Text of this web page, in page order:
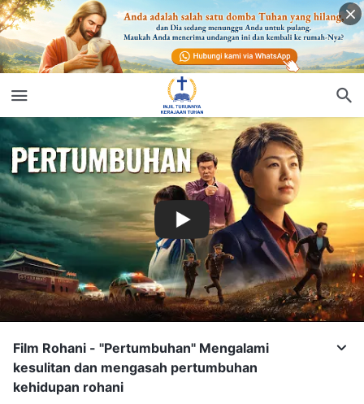
Film Rohani - "Pertumbuhan" Mengalami
kesulitan dan mengasah pertumbuhan
kehidupan rohani